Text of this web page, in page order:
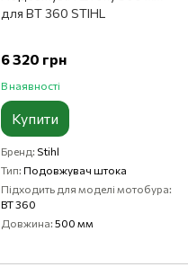
для BT 360 STIHL
6 320 грн
В наявності
Купити
Бренд Stihl
Тип Подовжувач штока
Підходить для моделі мотобура
BT 360
Довжина 500 мм